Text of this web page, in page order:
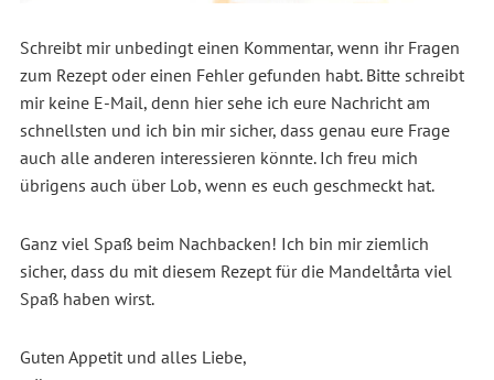
Schreibt mir unbedingt einen Kommentar, wenn ihr Fragen
zum Rezept oder einen Fehler gefunden habt. Bitte schreibt
mir keine E-Mail, denn hier sehe ich eure Nachricht am
schnellsten und ich bin mir sicher, dass genau eure Frage
auch alle anderen interessieren könnte. Ich freu mich
übrigens auch über Lob, wenn es euch geschmeckt hat.
Ganz viel Spaß beim Nachbacken! Ich bin mir ziemlich
sicher, dass du mit diesem Rezept für die Mandeltårta viel
Spaß haben wirst.
Guten Appetit und alles Liebe,